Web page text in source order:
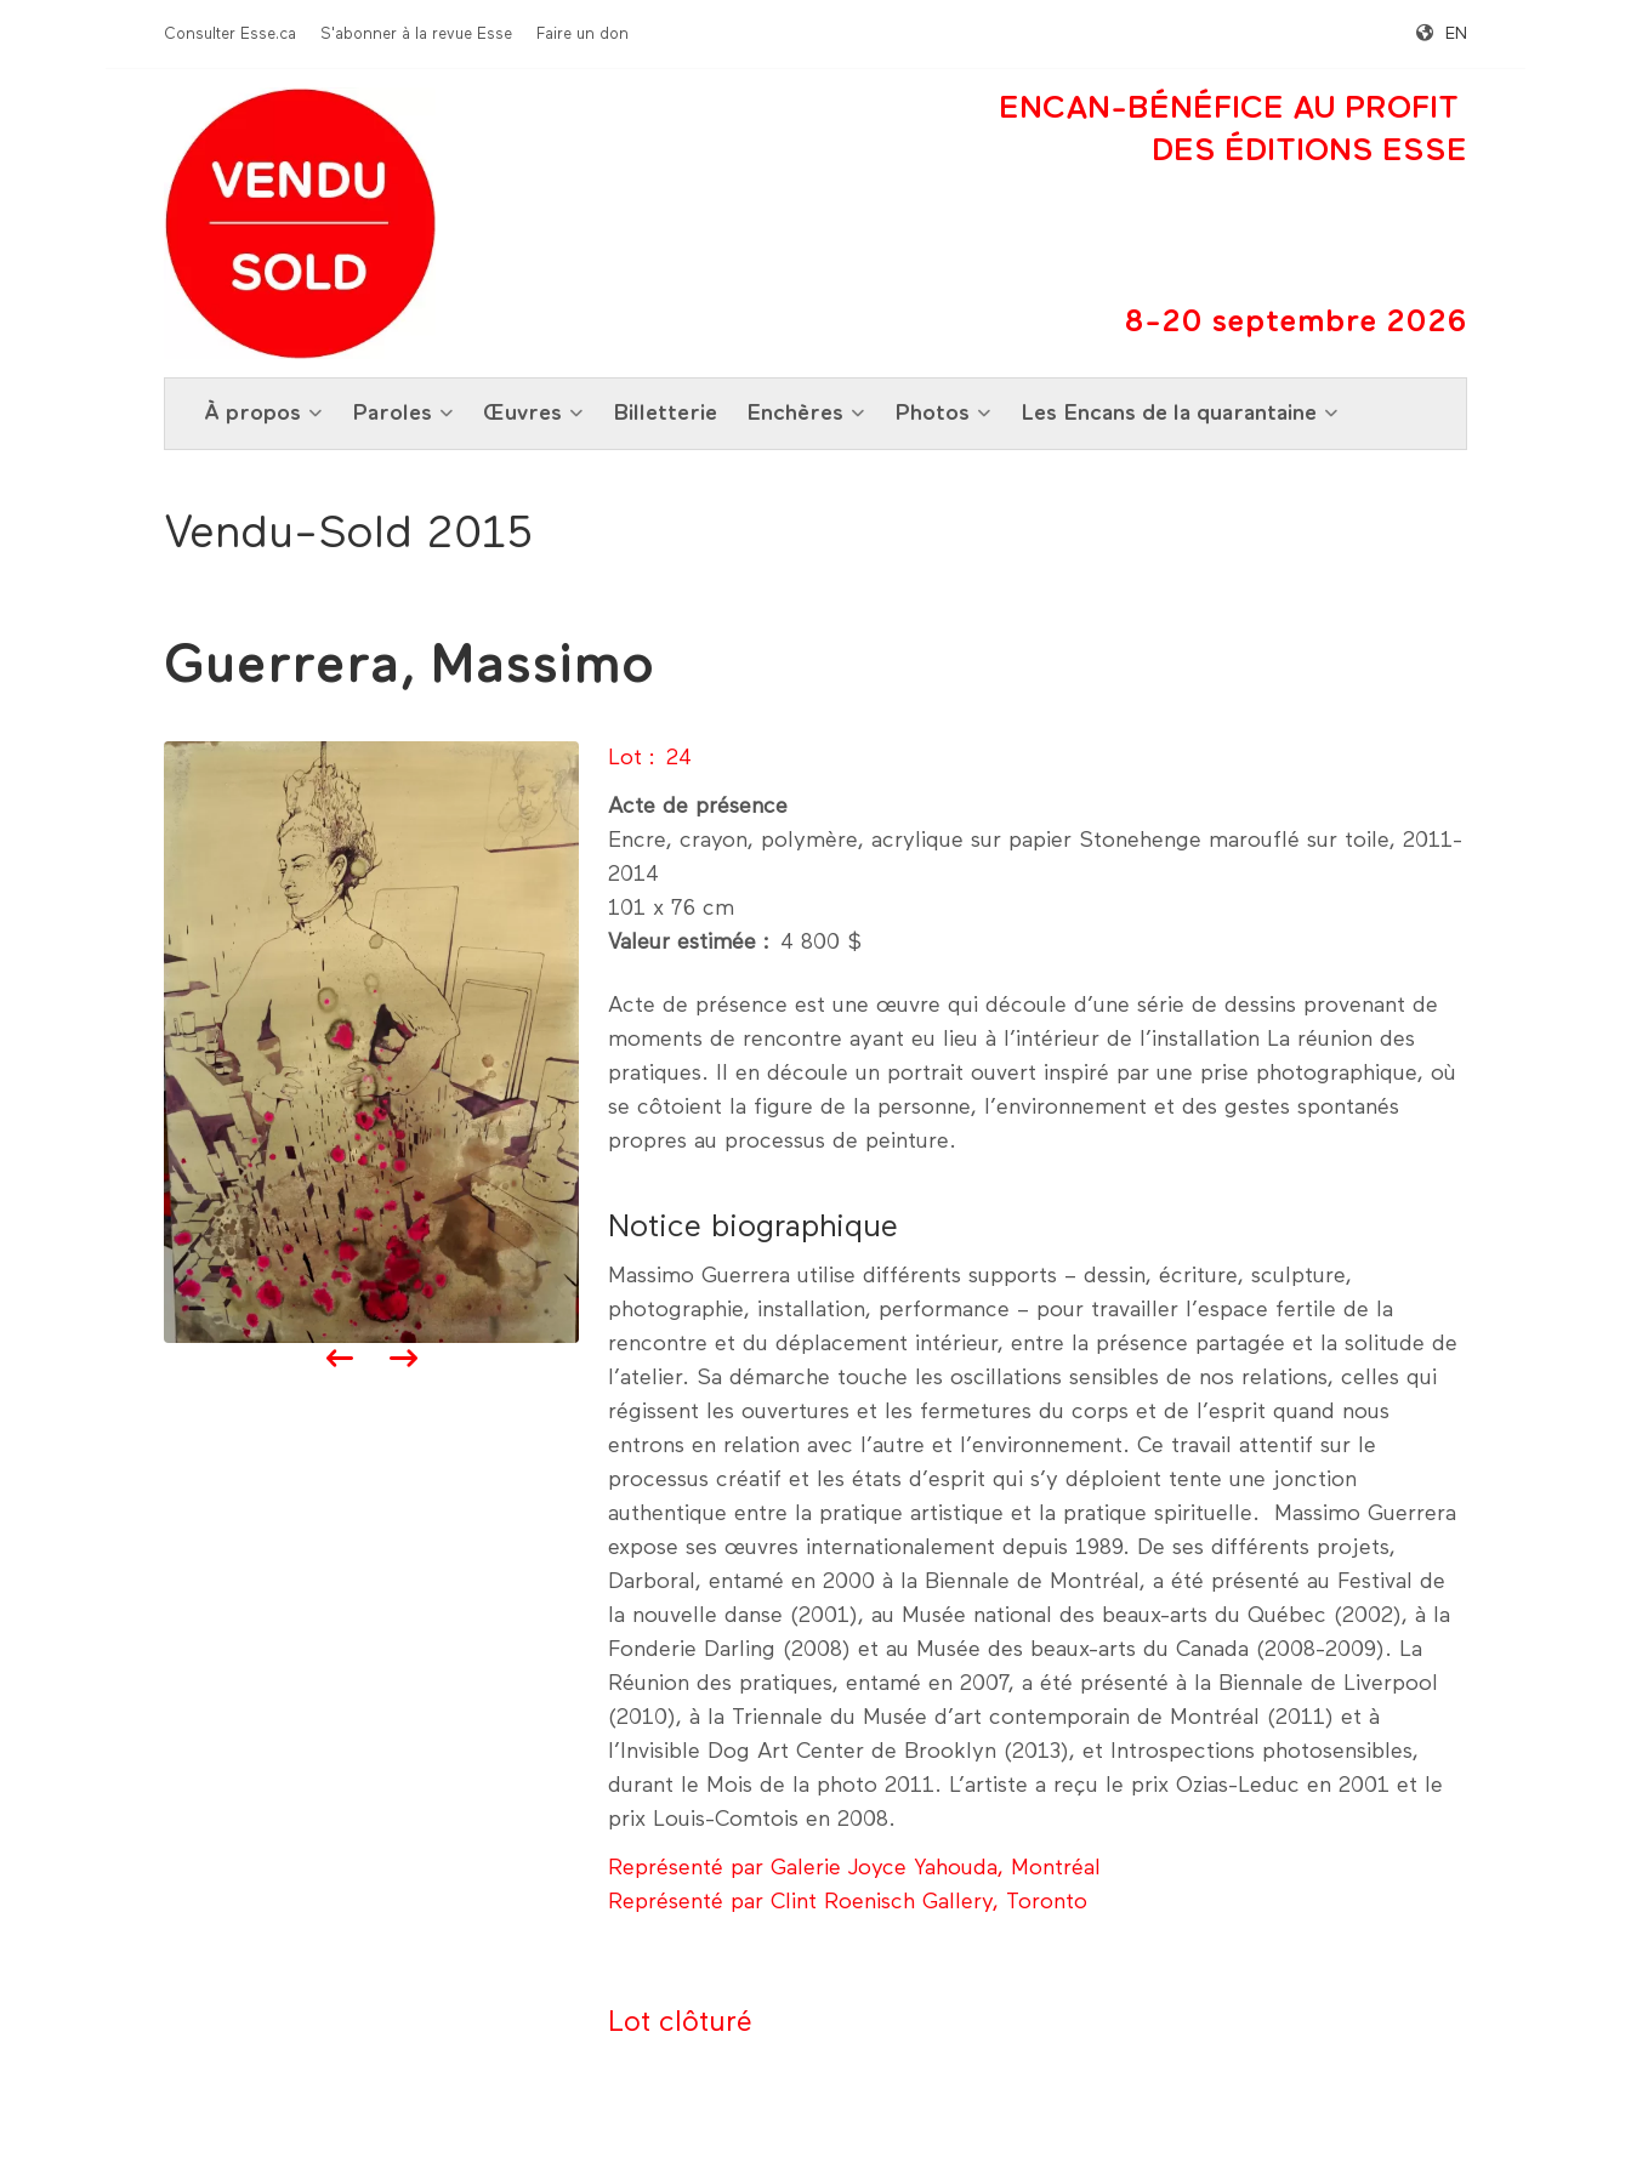
Menu Top
Consulter Esse.ca S'abonner à la revue Esse Faire un don EN
ENCAN-BÉNÉFICE AU PROFIT
DES ÉDITIONS ESSE
8-20 septembre 2026
À propos Paroles Œuvres Billetterie Enchères Photos Les Encans de la quarantaine
Vendu-Sold 2015
Guerrera, Massimo
Lot 24
Acte de présence
Encre, crayon, polymère, acrylique sur papier Stonehenge marouflé sur toile, 2011-
2014
101 x 76 cm
Valeur estimée
4 800 $
Acte de présence est une œuvre qui découle d’une série de dessins provenant de
moments de rencontre ayant eu lieu à l’intérieur de l’installation La réunion des
pratiques. Il en découle un portrait ouvert inspiré par une prise photographique, où
se côtoient la figure de la personne, l’environnement et des gestes spontanés
propres au processus de peinture.
Notice biographique
Massimo Guerrera utilise différents supports – dessin, écriture, sculpture,
photographie, installation, performance – pour travailler l’espace fertile de la
rencontre et du déplacement intérieur, entre la présence partagée et la solitude de
l’atelier. Sa démarche touche les oscillations sensibles de nos relations, celles qui
régissent les ouvertures et les fermetures du corps et de l’esprit quand nous
entrons en relation avec l’autre et l’environnement. Ce travail attentif sur le
processus créatif et les états d’esprit qui s’y déploient tente une jonction
authentique entre la pratique artistique et la pratique spirituelle. Massimo Guerrera
expose ses œuvres internationalement depuis 1989. De ses différents projets,
Darboral, entamé en 2000 à la Biennale de Montréal, a été présenté au Festival de
la nouvelle danse (2001), au Musée national des beaux-arts du Québec (2002), à la
Fonderie Darling (2008) et au Musée des beaux-arts du Canada (2008-2009). La
Réunion des pratiques, entamé en 2007, a été présenté à la Biennale de Liverpool
(2010), à la Triennale du Musée d’art contemporain de Montréal (2011) et à
l’Invisible Dog Art Center de Brooklyn (2013), et Introspections photosensibles,
durant le Mois de la photo 2011. L’artiste a reçu le prix Ozias-Leduc en 2001 et le
prix Louis-Comtois en 2008.
Représenté par Galerie Joyce Yahouda, Montréal
Représenté par Clint Roenisch Gallery, Toronto
Lot clôturé